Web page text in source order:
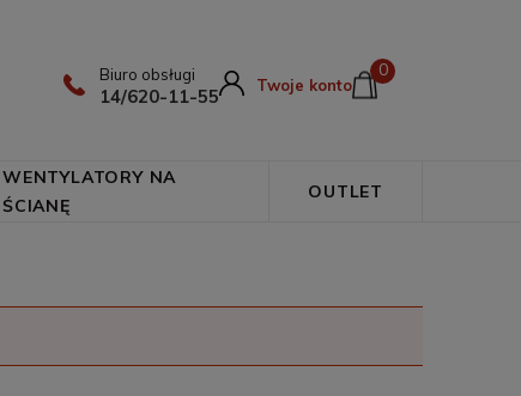
Biuro obsługi
14/620-11-55 Twoje konto
0
WENTYLATORY NA
ŚCIANĘ
OUTLET